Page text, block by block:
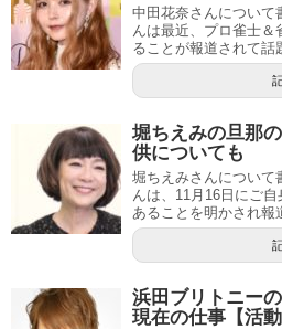
中田花奈さんについて
んは最近、プロ雀士＆
ることが報道されて話
堀ちえみの旦那
供についても
堀ちえみさんについて
んは、11月16日にご
あることを明かされ報
浜田ブリトニー
現在の仕事【活